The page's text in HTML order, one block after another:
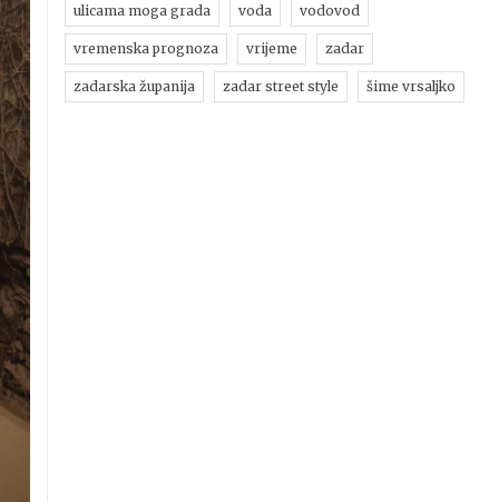
ulicama moga grada voda vodovod
vremenska prognoza vrijeme zadar
zadarska županija zadar street style šime vrsaljko